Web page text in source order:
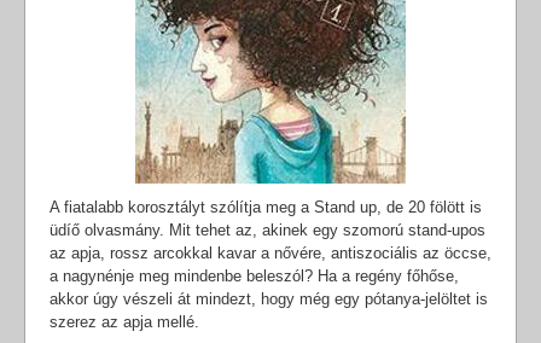
A fiatalabb korosztályt szólítja meg a Stand up, de 20 fölött is
üdíő olvasmány. Mit tehet az, akinek egy szomorú stand-upos
az apja, rossz arcokkal kavar a nővére, antiszociális az öccse,
a nagynénje meg mindenbe beleszól? Ha a regény főhőse,
akkor úgy vészeli át mindezt, hogy még egy pótanya-jelöltet is
szerez az apja mellé.